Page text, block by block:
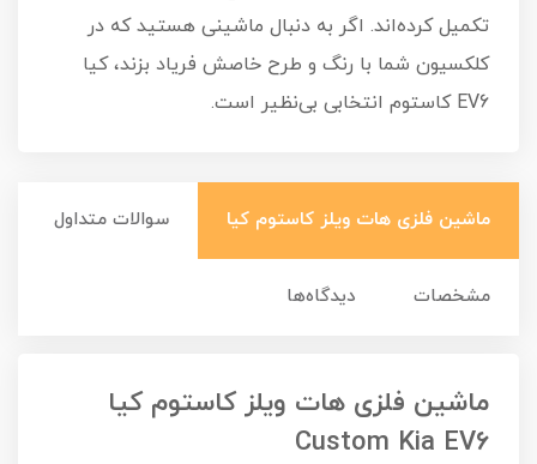
تکمیل کرده‌اند. اگر به دنبال ماشینی هستید که در
کلکسیون شما با رنگ و طرح خاصش فریاد بزند، کیا
EV6 کاستوم انتخابی بی‌نظیر است.
ماشین فلزی هات ویلز کاستوم کیا سوالات متداول
مشخصات دیدگاه‌ها
ماشین فلزی هات ویلز کاستوم کیا
Custom Kia EV6